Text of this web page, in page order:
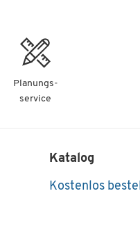
Planungs-
service
Katalog
Kostenlos